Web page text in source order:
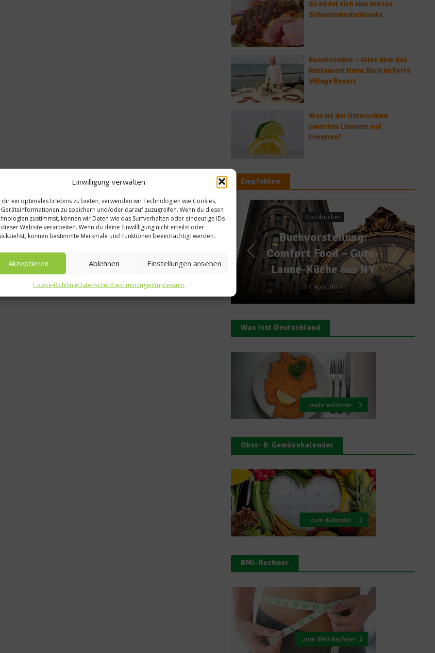
Einwilligung verwalten
dir ein optimales Erlebnis zu bieten, verwenden wir Technologien wie Cookies,
Geräteinformationen zu speichern und/oder darauf zuzugreifen. Wenn du diesen
zustimmst, können wir Daten wie das Surfverhalten oder eindeutige IDs
dieser Website verarbeiten. Wenn du deine Einwillligung nicht erteilst oder
können bestimmte Merkmale und Funktionen beeinträchtigt werden.
Akzeptieren Ablehnen Einstellungen ansehen
Cookie-RichtlinieDatenschutzbestimmungenImpressum
So bildet sich eine krosse
Schweinebratenkruste
Beachcomber – Alles über das
Restaurant Heinz Beck im Forte
Village Resort
Was ist der Unterschied
zwischen Limonen und
Limetten?
Empfohlen
Kochbücher
Buchvorstellung:
Comfort Food – Gute-
Laune-Küche aus NY
Küchentipps
Grundausstattung:
wichtigsten
Küchenhelfer
9. August 2013
Was isst Deutschland
Obst- & Gemüsekalender
BMI-Rechner